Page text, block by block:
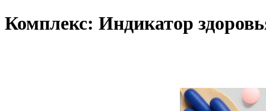
Комплекс: Индикатор